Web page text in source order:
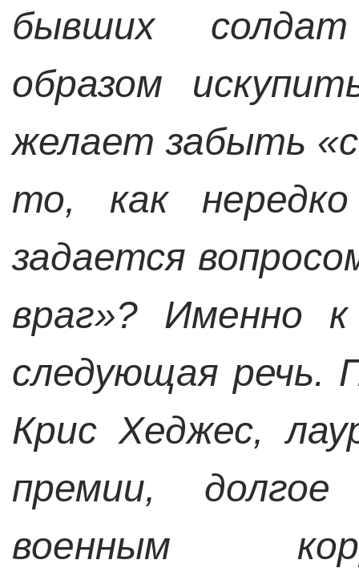
бывших
образом
желает забыть
то, как
задается
враг»? Именно
следующая речь.
Крис Хеджес,
премии,
военным